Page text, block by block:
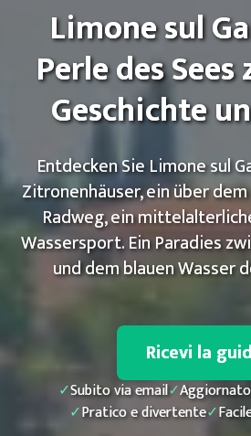
Limone sul
Perle des
Geschichte
Entdecken Sie Limone sul
Zitronenhäuser, ein über
Radweg, ein
Wassersport. Ein Paradies
und dem blauen Wasser
Ricevi la
✓Subito via email✓
✓Pratico e divertente✓